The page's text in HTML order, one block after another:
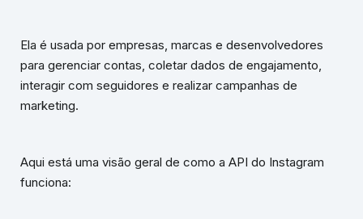
Ela é usada por empresas, marcas e desenvolvedores
para gerenciar contas, coletar dados de engajamento,
interagir com seguidores e realizar campanhas de
marketing.
Aqui está uma visão geral de como a API do Instagram
funciona: